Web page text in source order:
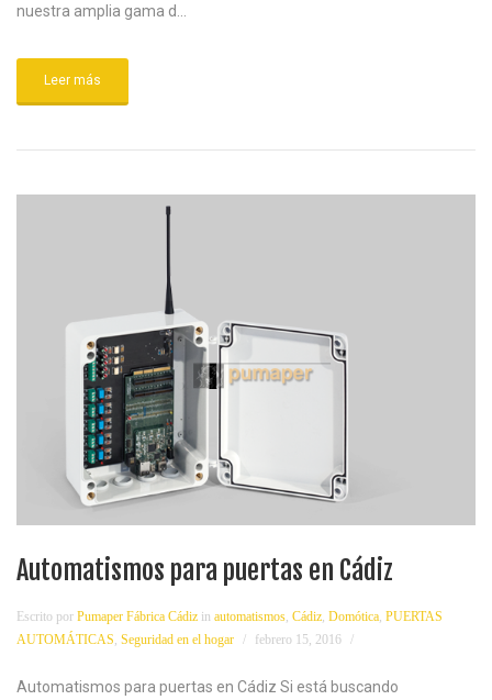
nuestra amplia gama d...
Leer más
Automatismos para puertas en Cádiz
Escrito por Pumaper Fábrica Cádiz in automatismos, Cádiz, Domótica, PUERTAS
AUTOMÁTICAS, Seguridad en el hogar febrero 15, 2016
Automatismos para puertas en Cádiz Si está buscando